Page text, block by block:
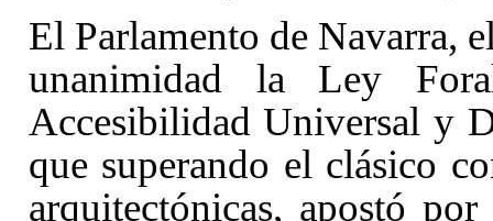
El Parlamento de Navarra,
unanimidad la Ley
Accesibilidad Universal y
que superando el clásico
arquitectónicas, apostó